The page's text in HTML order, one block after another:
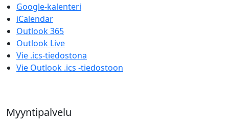
Google-kalenteri
iCalendar
Outlook 365
Outlook Live
Vie .ics-tiedostona
Vie Outlook .ics -tiedostoon
Myyntipalvelu